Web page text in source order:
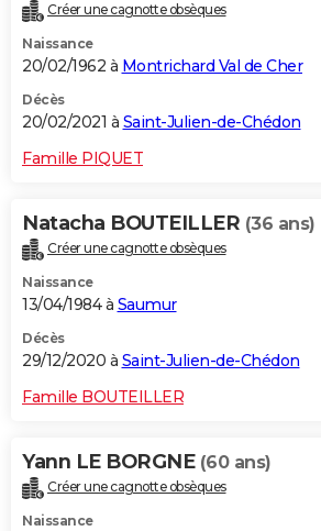
Créer une cagnotte obsèques
Naissance
20/02/1962 à Montrichard Val de Cher
Décès
20/02/2021 à Saint-Julien-de-Chédon
Famille PIQUET
Natacha BOUTEILLER (36 ans)
Créer une cagnotte obsèques
Naissance
13/04/1984 à Saumur
Décès
29/12/2020 à Saint-Julien-de-Chédon
Famille BOUTEILLER
Yann LE BORGNE (60 ans)
Créer une cagnotte obsèques
Naissance